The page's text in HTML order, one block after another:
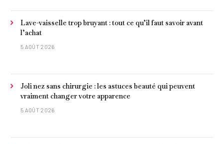
Lave-vaisselle trop bruyant : tout ce qu’il faut savoir avant
l’achat
5 AOÛT 2026
Joli nez sans chirurgie : les astuces beauté qui peuvent
vraiment changer votre apparence
5 AOÛT 2026